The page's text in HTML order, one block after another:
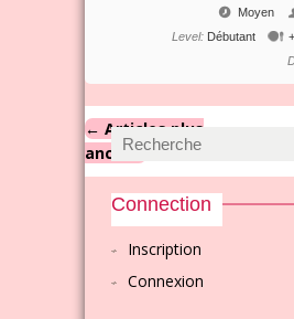
Moyen
Level: Débutant
← Articles plus
anciens
Connection
Inscription
Connexion